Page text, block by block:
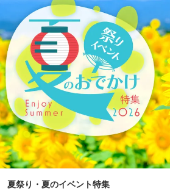
夏祭り・夏のイベント特集